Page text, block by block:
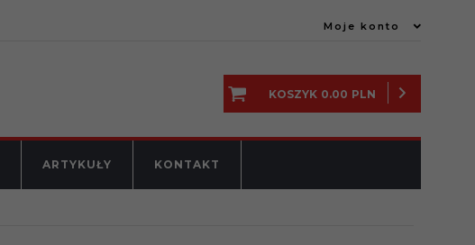
Moje konto
KOSZYK 0.00 PLN
ARTYKUŁY KONTAKT